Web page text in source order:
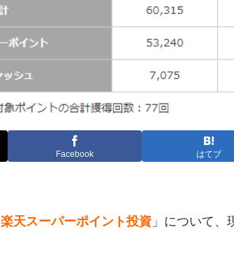
Facebook はてブ
楽天スーパーポイント投資 」について、